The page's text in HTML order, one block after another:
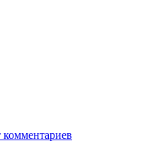
комментариев